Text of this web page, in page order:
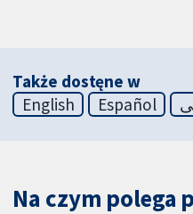
Także dostęne w
English
Español
Na czym polega